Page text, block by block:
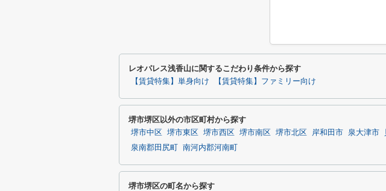
レオパレス浅香山に関するこだわり条件から探す
【賃貸特集】単身向け 【賃貸特集】ファミリー向け
堺市堺区以外の市区町村から探す
堺市中区 堺市東区 堺市西区 堺市南区 堺市北区 岸和田市 泉大津市
泉南郡田尻町
南河内郡河南町
堺市堺区の町名から探す